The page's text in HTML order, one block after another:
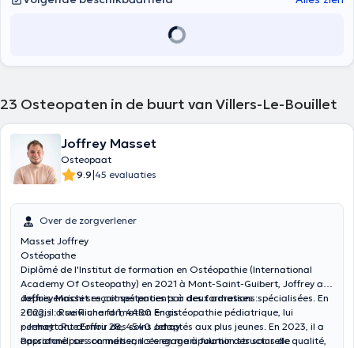
23 Osteopaten in de buurt van Villers-Le-Bouillet
Joffrey Masset
Osteopaat
9.9|45 evaluaties
Over de zorgverlener
Masset Joffrey
Ostéopathe
Diplômé de l'Institut de formation en Ostéopathie (International
Academy Of Osteopathy) en 2021 à Mont-Saint-Guibert, Joffrey a
depuis enrichi ses compétences par des formations spécialisées. En
2022, il a suivi une formation en ostéopathie pédiatrique, lui
permettant d'offrir des soins adaptés aux plus jeunes. En 2023, il a
approfondi ses connaissances en manipulation structurelle
Joffrey Massetreçoit ses patients à deux adresses :
- Engis : Rue Richard 1, 4480 Engis
- Jehay : Rue Ernou 28, 4540 Jehay
Passionné par son métier, il s'engage à fournir des soins de qualité,